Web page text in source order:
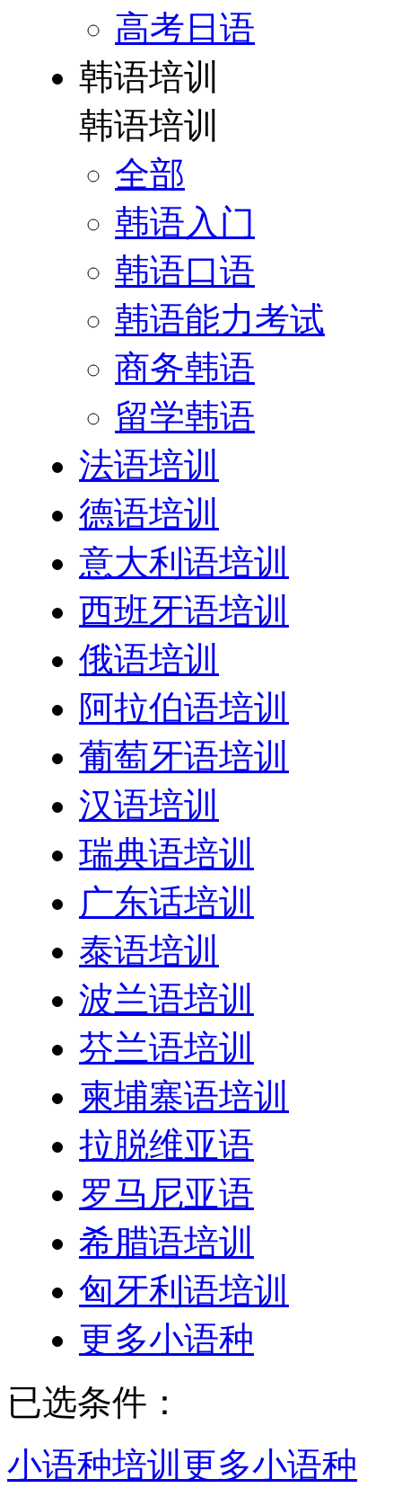
高考日语
韩语培训
韩语培训
全部
韩语入门
韩语口语
韩语能力考试
商务韩语
留学韩语
法语培训
德语培训
意大利语培训
西班牙语培训
俄语培训
阿拉伯语培训
葡萄牙语培训
汉语培训
瑞典语培训
广东话培训
泰语培训
波兰语培训
芬兰语培训
柬埔寨语培训
拉脱维亚语
罗马尼亚语
希腊语培训
匈牙利语培训
更多小语种
已选条件：
小语种培训 更多小语种